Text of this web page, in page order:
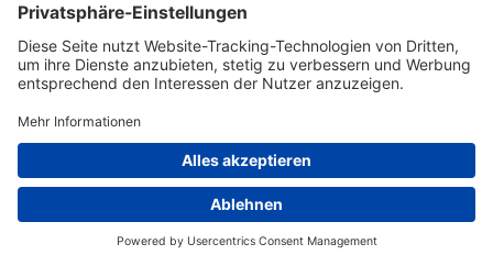
SULAWESI - TORAJA LAND REISE
Reise anzeigen
Warane, Orang Utans & Regenwald
Reise anzeigen
Einzigartiges Indonesien